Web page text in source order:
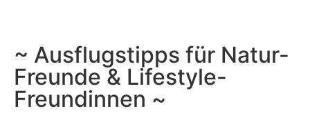
~ Ausflugstipps für Natur-
Freunde & Lifestyle-
Freundinnen ~